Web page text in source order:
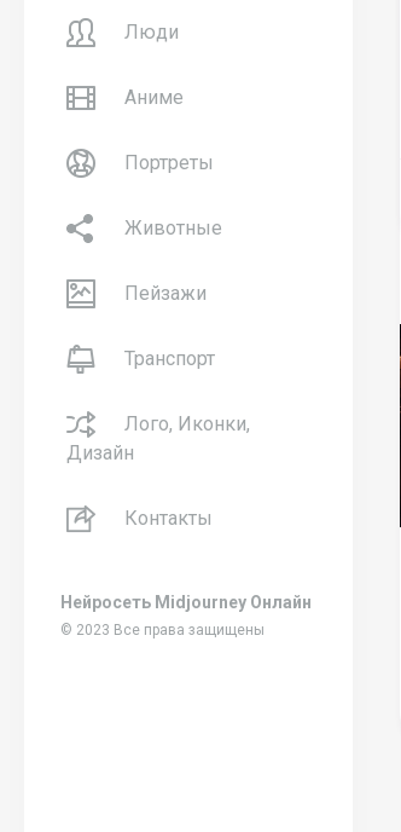
Люди
Аниме
Портреты
Животные
Пейзажи
Транспорт
Лого, Иконки,
Дизайн
Контакты
Нейросеть Midjourney Онлайн
© 2023 Все права защищены